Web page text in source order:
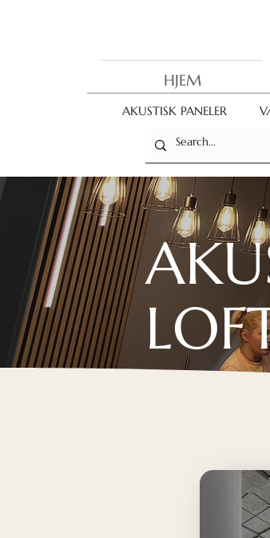
HJEM
AKUSTISK PANELER